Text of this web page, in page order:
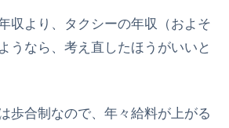
収より、タクシーの年収（およそ
うなら、考え直したほうがいいと
歩合制なので、年々給料が上がる